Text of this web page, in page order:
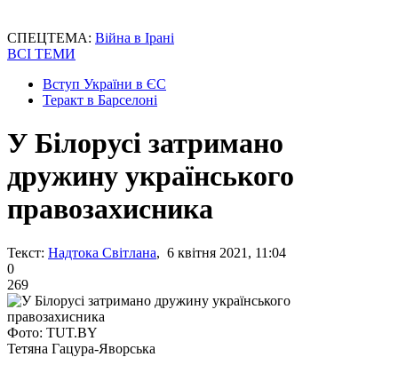
СПЕЦТЕМА: Війна в Ірані
ВСІ ТЕМИ
Вступ України в ЄС
Теракт в Барселоні
У Білорусі затримано
дружину українського
правозахисника
Текст: Надтока Світлана, 6 квітня 2021, 11:04
0
269
Фото: TUT.BY
Тетяна Гацура-Яворська